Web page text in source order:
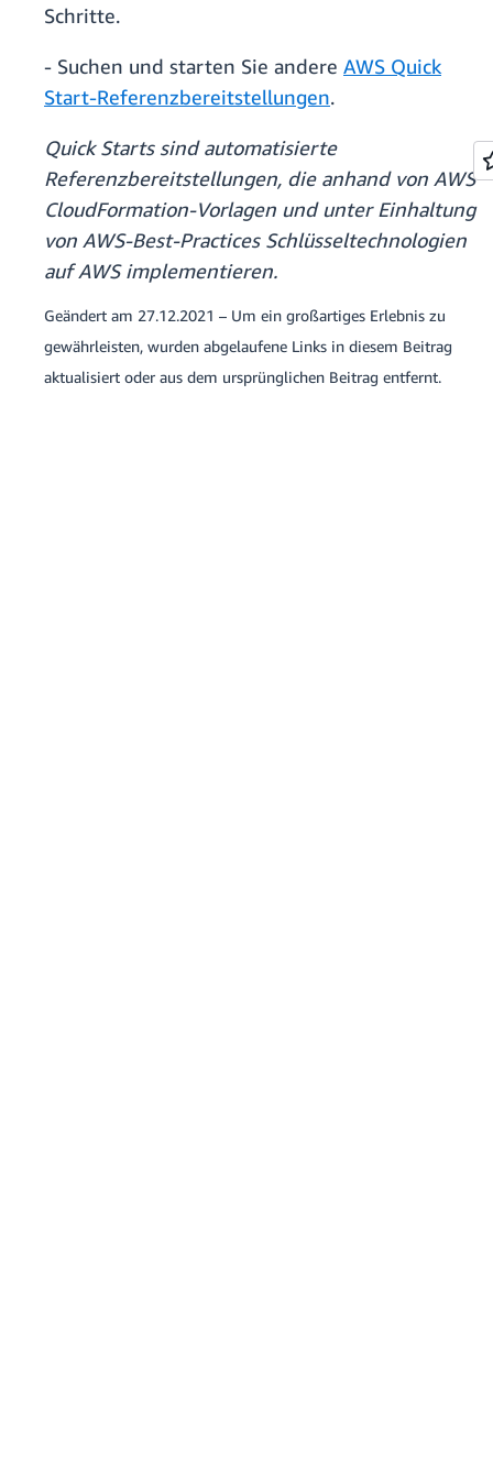
Schritte.
- Suchen und starten Sie andere AWS Quick
Start-Referenzbereitstellungen.
Quick Starts sind automatisierte
Referenzbereitstellungen, die anhand von AWS
CloudFormation-Vorlagen und unter Einhaltung
von AWS-Best-Practices Schlüsseltechnologien
auf AWS implementieren.
Geändert am 27.12.2021 – Um ein großartiges Erlebnis zu
gewährleisten, wurden abgelaufene Links in diesem Beitrag
aktualisiert oder aus dem ursprünglichen Beitrag entfernt.